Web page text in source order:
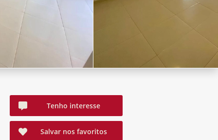
Tenho interesse
Salvar nos favoritos